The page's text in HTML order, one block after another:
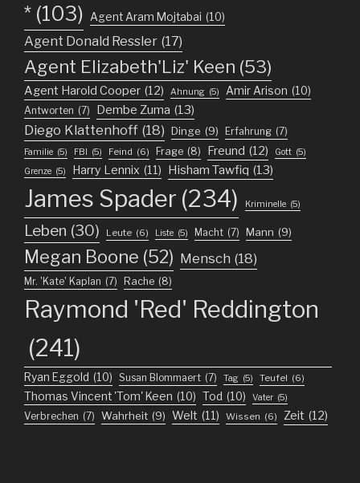
* (103) Agent Aram Mojtabai (10)
Agent Donald Ressler (17)
Agent Elizabeth'Liz' Keen (53)
Agent Harold Cooper (12) Ahnung (5) Amir Arison (10)
Antworten (7) Dembe Zuma (13)
Diego Klattenhoff (18) Dinge (9) Erfahrung (7)
Familie (5) FBI (5) Feind (6) Frage (8) Freund (12) Gott (5)
Grenze (5) Harry Lennix (11) Hisham Tawfiq (13)
James Spader (234) Kriminelle (5)
Leben (30) Leute (6) Liste (5) Macht (7) Mann (9)
Megan Boone (52) Mensch (18)
Mr. 'Kate' Kaplan (7) Rache (8)
Raymond 'Red' Reddington
(241)
Ryan Eggold (10) Susan Blommaert (7) Tag (5) Teufel (6)
Thomas Vincent 'Tom' Keen (10) Tod (10) Vater (5)
Verbrechen (7) Wahrheit (9) Welt (11) Wissen (6) Zeit (12)